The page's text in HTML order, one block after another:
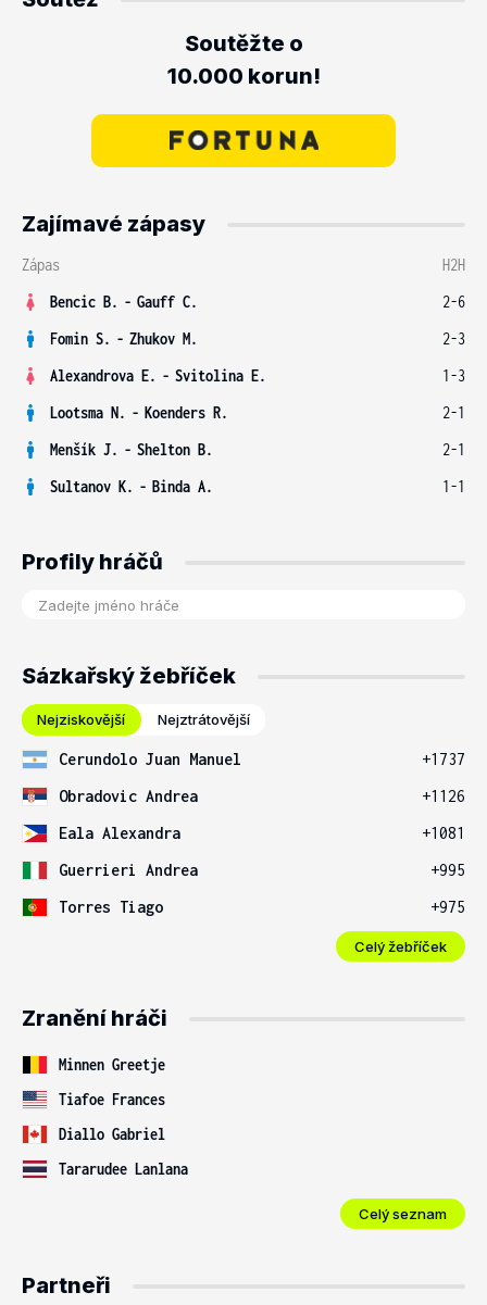
Soutěžte o
10.000 korun!
Zajímavé zápasy
Zápas
H2H
Bencic B. - Gauff C.
2-6
Fomin S. - Zhukov M.
2-3
Alexandrova E. - Svitolina E.
1-3
Lootsma N. - Koenders R.
2-1
Menšík J. - Shelton B.
2-1
Sultanov K. - Binda A. 1-1
Profily hráčů
Sázkařský žebříček
Nejziskovější Nejztrátovější
Cerundolo Juan Manuel
+1737
Obradovic Andrea
+1126
Eala Alexandra
+1081
Guerrieri Andrea
+995
Torres Tiago
+975
Celý žebříček
Zranění hráči
Minnen Greetje
Tiafoe Frances
Diallo Gabriel
Tararudee Lanlana
Celý seznam
Partneři